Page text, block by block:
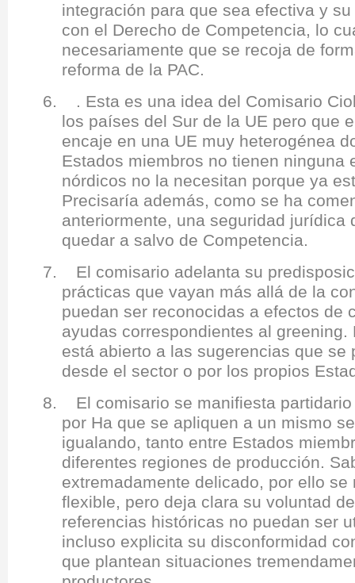
integración para que sea efectiva y
con el Derecho de Competencia, lo
necesariamente que se recoja de
reforma de la PAC.
6. . Esta es una idea del Comisario
los países del Sur de la UE pero que
encaje en una UE muy heterogénea
Estados miembros no tienen ninguna
nórdicos no la necesitan porque ya
Precisaría además, como se ha
anteriormente, una seguridad jurídica
quedar a salvo de Competencia.
7. El comisario adelanta su
prácticas que vayan más allá de la
puedan ser reconocidas a efectos de
ayudas correspondientes al greening.
está abierto a las sugerencias que se
desde el sector o por los propios
8. El comisario se manifiesta partidario
por Ha que se apliquen a un mismo
igualando, tanto entre Estados
diferentes regiones de producción.
extremadamente delicado, por ello
flexible, pero deja clara su voluntad
referencias históricas no puedan ser
incluso explicita su disconformidad
que plantean situaciones